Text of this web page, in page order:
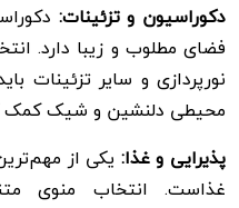
دکوراسیون و تزئینات:
فضای مطلوب و زیبا دارد.
نورپردازی و سایر تزئینات
محیطی دلنشین و شیک کمک
پذیرایی و غذا: یکی از
غذاست. انتخاب منوی